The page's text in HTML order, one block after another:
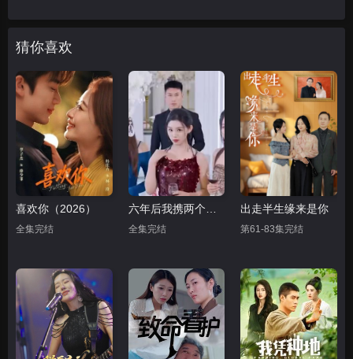
猜你喜欢
喜欢你（2026）
全集完结
六年后我携两个崽炸翻前夫家
全集完结
出走半生缘来是你
第61-83集完结